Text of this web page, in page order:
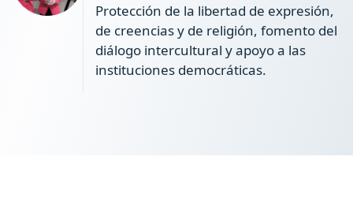
Protección de la libertad de expresión,
de creencias y de religión, fomento del
diálogo intercultural y apoyo a las
instituciones democráticas.